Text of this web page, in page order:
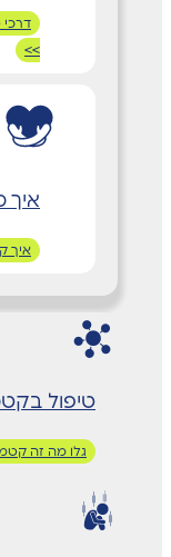
דרכי
>>
איך
איך
טיפול
גלו מה זה